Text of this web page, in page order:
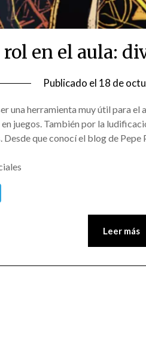
rol en el aula:
Publicado el 18 de
una herramienta muy útil para
juegos. También por la
que conocí el blog de Pepe
Leer más